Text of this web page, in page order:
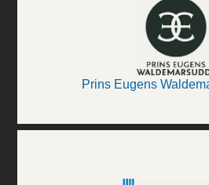
Prins Eugens